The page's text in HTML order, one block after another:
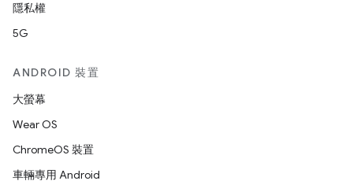
隱私權
5G
ANDROID 裝置
大螢幕
Wear OS
ChromeOS 裝置
車輛專用 Android